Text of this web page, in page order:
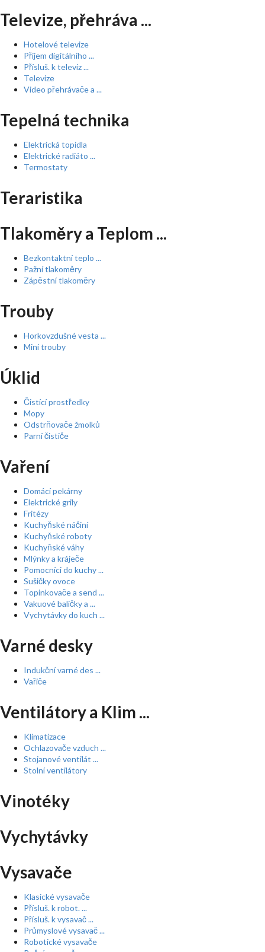
Televize, přehráva ...
Hotelové televize
Příjem digitálního ...
Přísluš. k televiz ...
Televize
Video přehrávače a ...
Tepelná technika
Elektrická topidla
Elektrické radiáto ...
Termostaty
Teraristika
Tlakoměry a Teplom ...
Bezkontaktní teplo ...
Pažní tlakoměry
Zápěstní tlakoměry
Trouby
Horkovzdušné vesta ...
Mini trouby
Úklid
Čistící prostředky
Mopy
Odstrňovače žmolků
Parní čističe
Vaření
Domácí pekárny
Elektrické grily
Fritézy
Kuchyňské náčiní
Kuchyňské roboty
Kuchyňské váhy
Mlýnky a kráječe
Pomocníci do kuchy ...
Sušičky ovoce
Topinkovače a send ...
Vakuové baličky a ...
Vychytávky do kuch ...
Varné desky
Indukční varné des ...
Vařiče
Ventilátory a Klim ...
Klimatizace
Ochlazovače vzduch ...
Stojanové ventilát ...
Stolní ventilátory
Vinotéky
Vychytávky
Vysavače
Klasické vysavače
Přísluš. k robot. ...
Přísluš. k vysavač ...
Průmyslové vysavač ...
Robotické vysavače